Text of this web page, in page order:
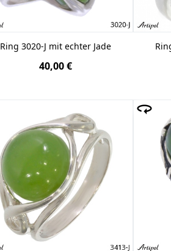
Ring 3020-J mit echter Jade
40,00 €